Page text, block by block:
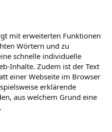
mit erweiterten Funktionen
Wörtern und zu
schnelle individuelle
Inhalte. Zudem ist der Text
einer Webseite im Browser
erklärende
aus welchem Grund eine